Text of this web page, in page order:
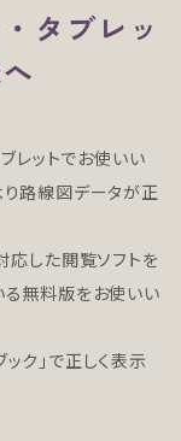
タブレッ
レットでお使いい
り路線図データが正
した閲覧ソフトを
る無料版をお使いい
ク」で正しく表示